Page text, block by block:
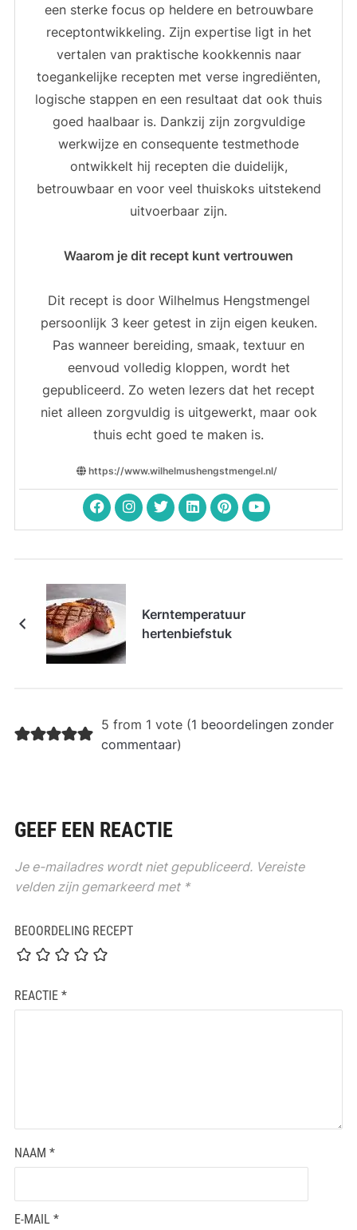
een sterke focus op heldere en betrouwbare
receptontwikkeling. Zijn expertise ligt in het
vertalen van praktische kookkennis naar
toegankelijke recepten met verse ingrediënten,
logische stappen en een resultaat dat ook thuis
goed haalbaar is. Dankzij zijn zorgvuldige
werkwijze en consequente testmethode
ontwikkelt hij recepten die duidelijk,
betrouwbaar en voor veel thuiskoks uitstekend
uitvoerbaar zijn.
Waarom je dit recept kunt vertrouwen
Dit recept is door Wilhelmus Hengstmengel
persoonlijk 3 keer getest in zijn eigen keuken.
Pas wanneer bereiding, smaak, textuur en
eenvoud volledig kloppen, wordt het
gepubliceerd. Zo weten lezers dat het recept
niet alleen zorgvuldig is uitgewerkt, maar ook
thuis echt goed te maken is.
https://www.wilhelmushengstmengel.nl/
Kerntemperatuur
hertenbiefstuk
5 from 1 vote (1 beoordelingen zonder
commentaar)
GEEF EEN REACTIE
Je e-mailadres wordt niet gepubliceerd. Vereiste
velden zijn gemarkeerd met *
BEOORDELING RECEPT
REACTIE *
NAAM *
E-MAIL *